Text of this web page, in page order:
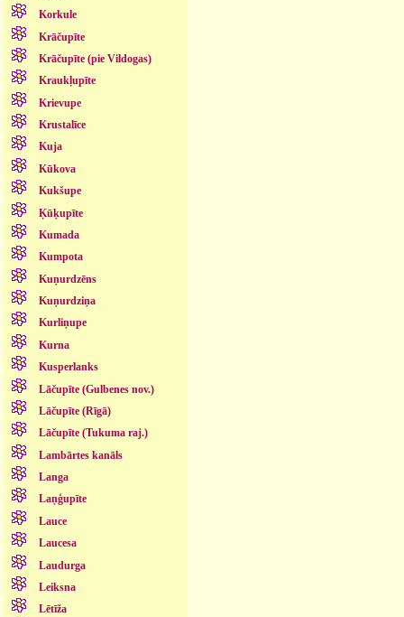
Korkule
Krāčupīte
Krāčupīte (pie Vildogas)
Kraukļupīte
Krievupe
Krustalīce
Kuja
Kūkova
Kukšupe
Ķūķupīte
Kumada
Kumpota
Kuņurdzēns
Kuņurdziņa
Kurliņupe
Kurna
Kusperlanks
Lāčupīte (Gulbenes nov.)
Lāčupīte (Rīgā)
Lāčupīte (Tukuma raj.)
Lambārtes kanāls
Langa
Laņģupīte
Lauce
Laucesa
Laudurga
Leiksna
Lētīža